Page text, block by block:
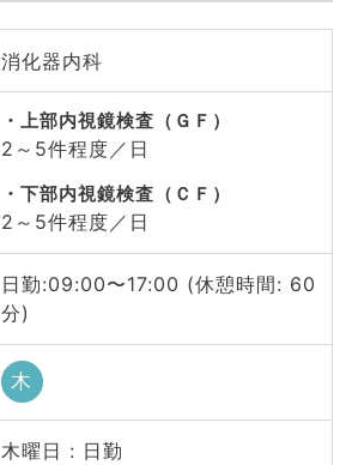
消化器内科
上部内視鏡検査（ＧＦ）
2～5件程度／日
下部内視鏡検査（ＣＦ）
2～5件程度／日
日勤:09:00〜17:00 (休憩時間: 60
分)
木
木曜日 : 日勤